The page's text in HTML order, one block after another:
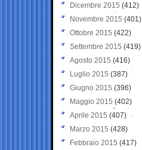
Dicembre 2015 (412)
Novembre 2015 (401)
Ottobre 2015 (422)
Settembre 2015 (419)
Agosto 2015 (416)
Luglio 2015 (387)
Giugno 2015 (396)
Maggio 2015 (402)
Aprile 2015 (407)
Marzo 2015 (428)
Febbraio 2015 (417)